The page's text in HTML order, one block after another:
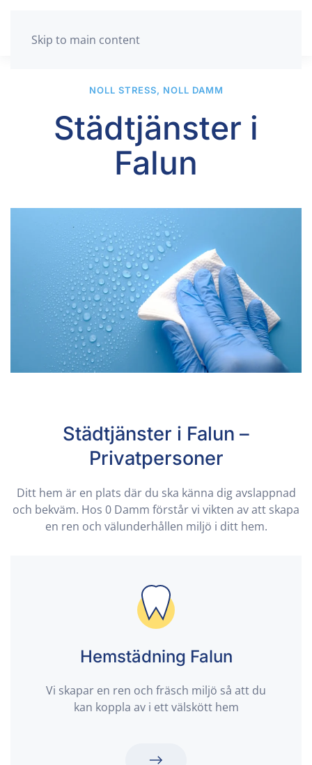
Skip to main content
NOLL STRESS, NOLL DAMM
Städtjänster i
Falun
Städtjänster i Falun –
Privatpersoner
Ditt hem är en plats där du ska känna dig avslappnad
och bekväm. Hos 0 Damm förstår vi vikten av att skapa
en ren och välunderhållen miljö i ditt hem.
Hemstädning Falun
Vi skapar en ren och fräsch miljö så att du
kan koppla av i ett välskött hem